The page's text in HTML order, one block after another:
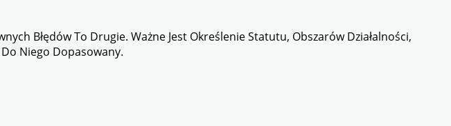
Błędów To Drugie. Ważne Jest Określenie Statutu, Obszarów Działalności,
Niego Dopasowany.